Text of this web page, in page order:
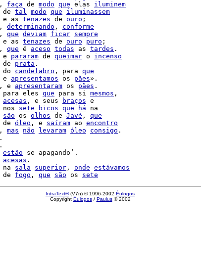
, faça de modo que elas iluminem
de tal modo que
iluminassem
e as tenazes de ouro ;
, determinando , conforme
, que deviam ficar sempre
e as tenazes de ouro puro ;
, que é aceso todas as tardes
e pararam de queimar o incenso
de prata .
do candelabro , para que
e apresentamos os pães».
, e apresentaram os pães .
para eles que para si mesmos ,
acesas , e seus braços e
nos sete bicos que há na
são os olhos de Javé , que
de óleo , e saíram ao encontro
, mas não levaram óleo consigo .
.
.
estão se apagando’.
acesas .
na sala superior , onde estávamos
de fogo , que são os sete
IntraText®(V7n) © 1996-2002 Èulogos
Copyright Èulogos/ Paulus© 2002